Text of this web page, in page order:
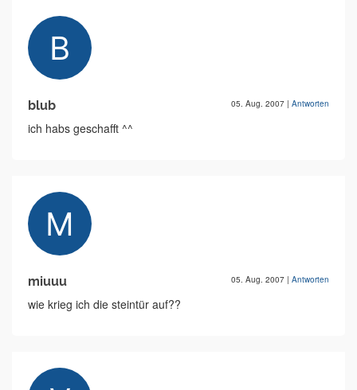
blub 05. Aug. 2007 | Antworten
ich habs geschafft ^^
miuuu 05. Aug. 2007 | Antworten
wie krieg ich die steintür auf??